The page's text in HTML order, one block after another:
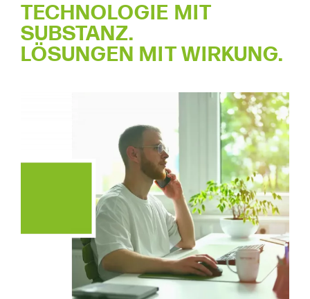
TECHNOLOGIE MIT
SUBSTANZ.
LÖSUNGEN MIT WIRKUNG.